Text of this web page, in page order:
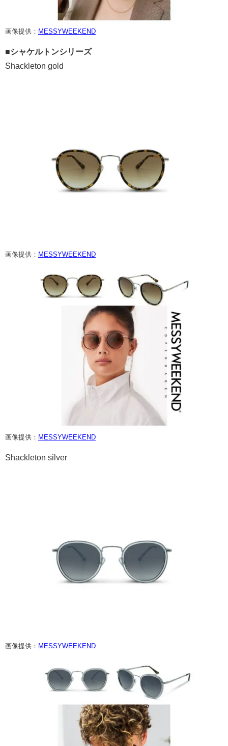
画像提供： MESSYWEEKEND
■シャケルトンシリーズ
Shackleton gold
画像提供： MESSYWEEKEND
画像提供： MESSYWEEKEND
Shackleton silver
画像提供： MESSYWEEKEND